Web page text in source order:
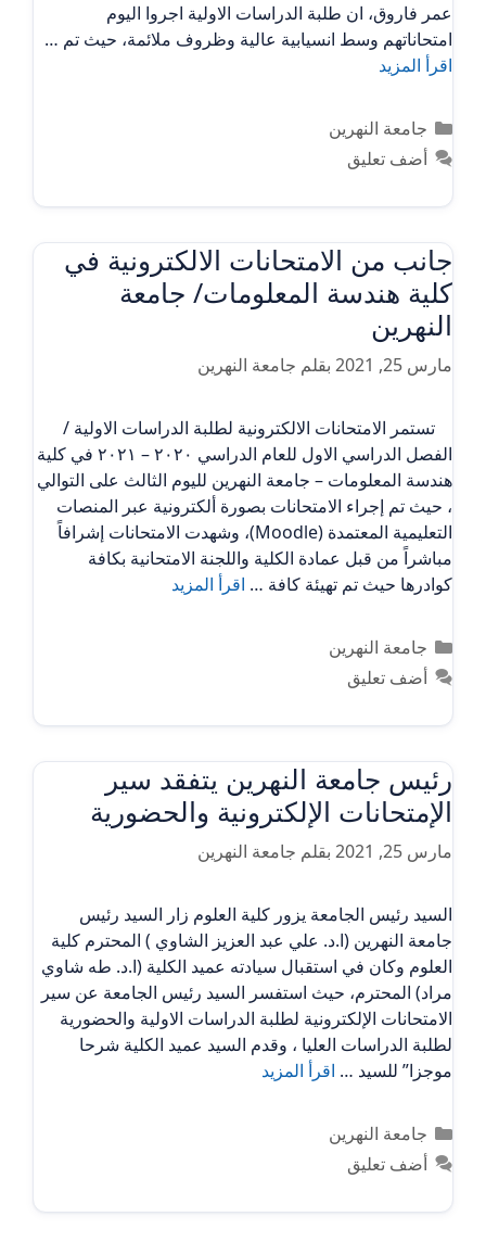
عمر فاروق، ان طلبة الدراسات الاولية اجروا اليوم
امتحاناتهم وسط انسيابية عالية وظروف ملائمة، حيث تم …
اقرأ المزيد
التصنيفات
جامعة النهرين
أضف تعليق
جانب من الامتحانات الالكترونية في
كلية هندسة المعلومات/ جامعة
النهرين
مارس 25, 2021 بقلم جامعة النهرين
تستمر الامتحانات الالكترونية لطلبة الدراسات الاولية /
الفصل الدراسي الاول للعام الدراسي ٢٠٢٠ – ٢٠٢١ في كلية
هندسة المعلومات – جامعة النهرين لليوم الثالث على التوالي
، حيث تم إجراء الامتحانات بصورة ألكترونية عبر المنصات
التعليمية المعتمدة (Moodle)، وشهدت الامتحانات إشرافاً
مباشراً من قبل عمادة الكلية واللجنة الامتحانية بكافة
كوادرها حيث تم تهيئة كافة … اقرأ المزيد
التصنيفات
جامعة النهرين
أضف تعليق
رئيس جامعة النهرين يتفقد سير
الإمتحانات الإلكترونية والحضورية
مارس 25, 2021 بقلم جامعة النهرين
السيد رئيس الجامعة يزور كلية العلوم زار السيد رئيس
جامعة النهرين (ا.د. علي عبد العزيز الشاوي ) المحترم كلية
العلوم وكان في استقبال سيادته عميد الكلية (ا.د. طه شاوي
مراد) المحترم، حيث استفسر السيد رئيس الجامعة عن سير
الامتحانات الإلكترونية لطلبة الدراسات الاولية والحضورية
لطلبة الدراسات العليا ، وقدم السيد عميد الكلية شرحا
موجزا” للسيد … اقرأ المزيد
التصنيفات
جامعة النهرين
أضف تعليق